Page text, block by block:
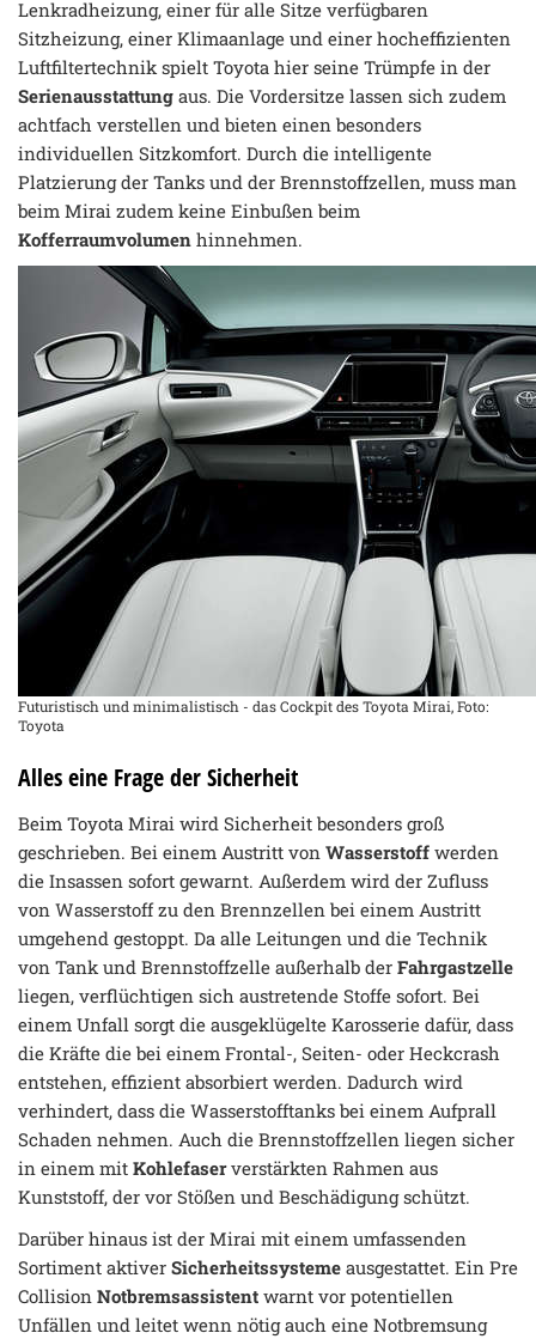
Lenkradheizung, einer für alle Sitze verfügbaren
Sitzheizung, einer Klimaanlage und einer hocheffizienten
Luftfiltertechnik spielt Toyota hier seine Trümpfe in der
Serienausstattung aus. Die Vordersitze lassen sich zudem
achtfach verstellen und bieten einen besonders
individuellen Sitzkomfort. Durch die intelligente
Platzierung der Tanks und der Brennstoffzellen, muss man
beim Mirai zudem keine Einbußen beim
Kofferraumvolumen hinnehmen.
Futuristisch und minimalistisch - das Cockpit des Toyota Mirai, Foto:
Toyota
Alles eine Frage der Sicherheit
Beim Toyota Mirai wird Sicherheit besonders groß
geschrieben. Bei einem Austritt von Wasserstoff werden
die Insassen sofort gewarnt. Außerdem wird der Zufluss
von Wasserstoff zu den Brennzellen bei einem Austritt
umgehend gestoppt. Da alle Leitungen und die Technik
von Tank und Brennstoffzelle außerhalb der Fahrgastzelle
liegen, verflüchtigen sich austretende Stoffe sofort. Bei
einem Unfall sorgt die ausgeklügelte Karosserie dafür, dass
die Kräfte die bei einem Frontal-, Seiten- oder Heckcrash
entstehen, effizient absorbiert werden. Dadurch wird
verhindert, dass die Wasserstofftanks bei einem Aufprall
Schaden nehmen. Auch die Brennstoffzellen liegen sicher
in einem mit Kohlefaserverstärkten Rahmen aus
Kunststoff, der vor Stößen und Beschädigung schützt.
Darüber hinaus ist der Mirai mit einem umfassenden
Sortiment aktiver Sicherheitssysteme ausgestattet. Ein Pre
Collision Notbremsassistent warnt vor potentiellen
Unfällen und leitet wenn nötig auch eine Notbremsung